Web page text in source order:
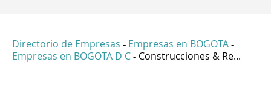
Directorio de Empresas - Empresas en BOGOTA -
Empresas en BOGOTA D C - Construcciones & Re...